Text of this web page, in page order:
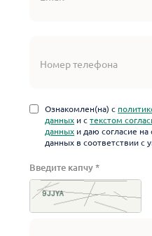
Ознакомлен(на) с
данных и стекстом
данных и даю согласие
данных в соответствии
Введите капчу*